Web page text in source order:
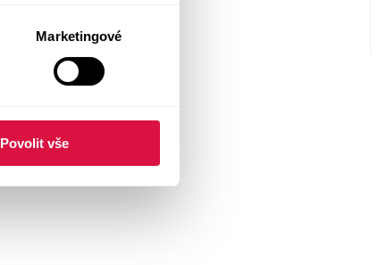
Marketingové
Povolit vše